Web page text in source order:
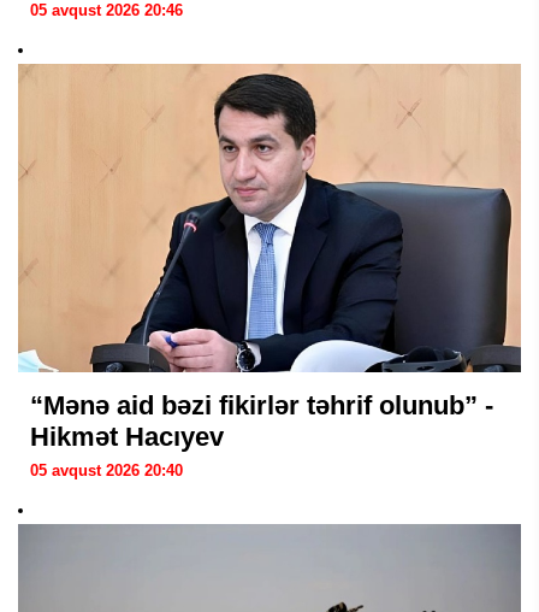
05 avqust 2026 20:46
“Mənə aid bəzi fikirlər təhrif olunub” -
Hikmət Hacıyev
05 avqust 2026 20:40